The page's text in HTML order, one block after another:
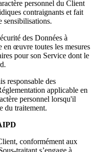
personnel du Client
contraignants et fait
sensibilisations.
des Données à
en œuvre toutes les mesures
pour son Service dont le
responsable des
applicable en
personnel lorsqu'il
du traitement.
conformément aux
traitant s’engage à